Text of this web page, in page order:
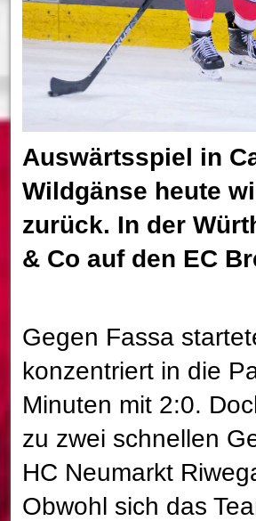
Auswärtsspiel in
Wildgänse heute
zurück. In der
& Co auf den EC
Gegen Fassa
konzentriert in die
Minuten mit 2:0.
zu zwei schnellen
HC Neumarkt
Obwohl sich das